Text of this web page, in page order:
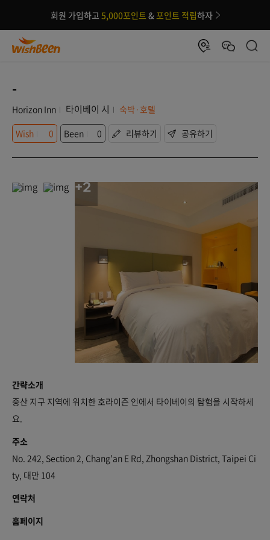
회원 가입하고 5,000포인트 &포인트 적립하자
-
Horizon Inn 타이베이 시
숙박·호텔
Wish
0 Been 0 리뷰하기 공유하기
+2
간략소개
중산 지구 지역에 위치한 호라이즌 인에서 타이베이의 탐험을 시작하세
요.
주소
No. 242, Section 2, Chang'an E Rd, Zhongshan District, Taipei Ci
ty, 대만 104
연락처
홈페이지